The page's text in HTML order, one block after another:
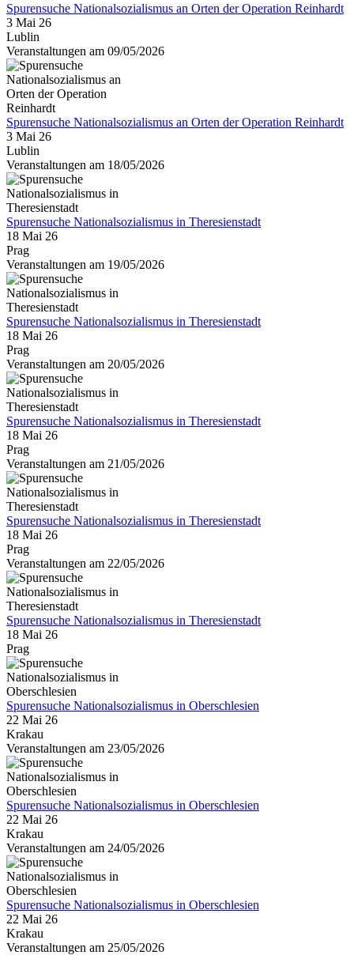
Spurensuche Nationalsozialismus an Orten der Operation Reinhardt
3 Mai 26
Lublin
Veranstaltungen am 09/05/2026
Spurensuche Nationalsozialismus an Orten der Operation Reinhardt
3 Mai 26
Lublin
Veranstaltungen am 18/05/2026
Spurensuche Nationalsozialismus in Theresienstadt
18 Mai 26
Prag
Veranstaltungen am 19/05/2026
Spurensuche Nationalsozialismus in Theresienstadt
18 Mai 26
Prag
Veranstaltungen am 20/05/2026
Spurensuche Nationalsozialismus in Theresienstadt
18 Mai 26
Prag
Veranstaltungen am 21/05/2026
Spurensuche Nationalsozialismus in Theresienstadt
18 Mai 26
Prag
Veranstaltungen am 22/05/2026
Spurensuche Nationalsozialismus in Theresienstadt
18 Mai 26
Prag
Spurensuche Nationalsozialismus in Oberschlesien
22 Mai 26
Krakau
Veranstaltungen am 23/05/2026
Spurensuche Nationalsozialismus in Oberschlesien
22 Mai 26
Krakau
Veranstaltungen am 24/05/2026
Spurensuche Nationalsozialismus in Oberschlesien
22 Mai 26
Krakau
Veranstaltungen am 25/05/2026